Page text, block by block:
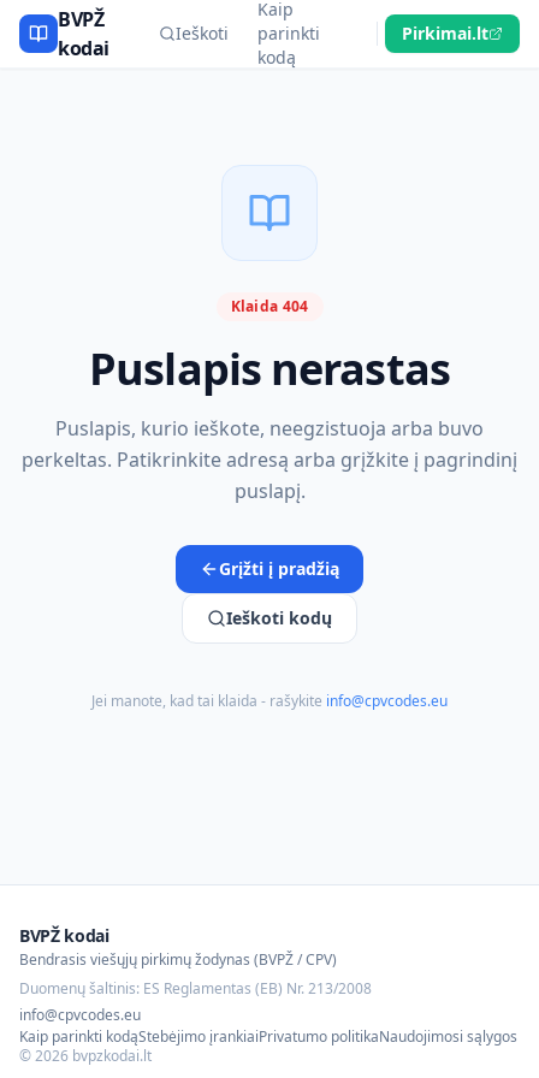
BVPŽ
kodai
Ieškoti
Kaip
parinkti
kodą
Pirkimai.lt
Klaida 404
Puslapis nerastas
Puslapis, kurio ieškote, neegzistuoja arba buvo
perkeltas. Patikrinkite adresą arba grįžkite į pagrindinį
puslapį.
Grįžti į pradžią
Ieškoti kodų
Jei manote, kad tai klaida - rašykite info@cpvcodes.eu
BVPŽ kodai
Bendrasis viešųjų pirkimų žodynas (BVPŽ / CPV)
Duomenų šaltinis: ES Reglamentas (EB) Nr. 213/2008
info@cpvcodes.eu
Kaip parinkti kodąStebėjimo įrankiaiPrivatumo politikaNaudojimosi sąlygos
©2026 bvpzkodai.lt